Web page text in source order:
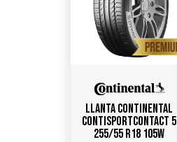
Llanta CONTINENTAL
ContiSportContact 5
255/55 R18 105W